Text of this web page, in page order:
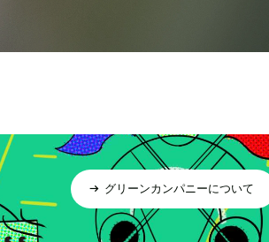
グリーンカンパニーについて